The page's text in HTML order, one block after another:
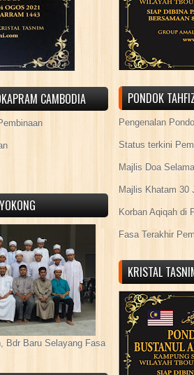
CAMBODIA
Bdr Baru Selayang Fasa
PONDOK
Pengenalan
Status terkini
Majlis Doa
Majlis Khatam 30
Korban Aqiqah di
Fasa Terakhir
KRISTAL